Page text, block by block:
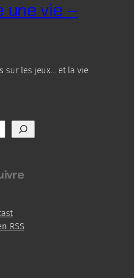
une vie –
sur les jeux… et la vie
RSS